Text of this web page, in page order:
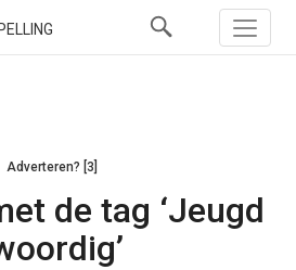
Adverteren? [3]
de tag ‘Jeugd